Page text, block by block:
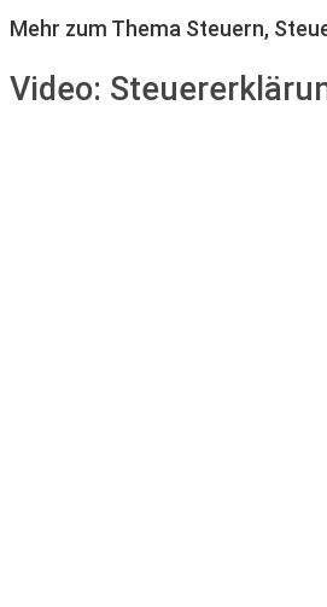
Mehr zum Thema Steuern,
Video: